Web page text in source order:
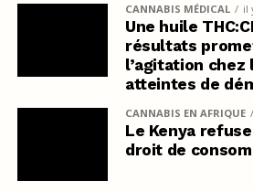
CANNABIS MÉDICAL il
Une huile
résultats
l’agitation chez
atteintes de
CANNABIS EN AFRIQUE
Le Kenya
droit de